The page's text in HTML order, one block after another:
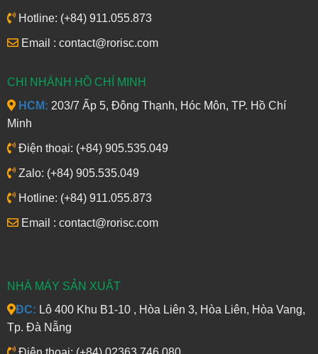
Hotline: (+84) 911.055.873
Email : contact@rorisc.com
CHI NHÁNH HỒ CHÍ MINH
HCM: 203/7 Ấp 5, Đông Thạnh, Hóc Môn, TP. Hồ Chí
Minh
Điện thoại: (+84) 905.535.049
Zalo: (+84) 905.535.049
Hotline: (+84) 911.055.873
Email : contact@rorisc.com
NHÀ MÁY SẢN XUẤT
ĐC: Lô 400 Khu B1-10 , Hòa Liên 3, Hòa Liên, Hòa Vang,
Tp. Đà Nẵng